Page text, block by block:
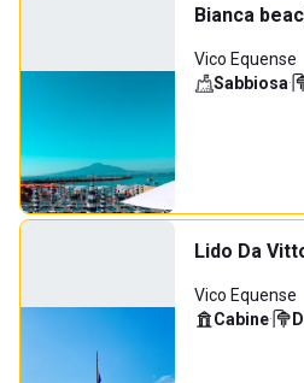
Bianca
Vico Equense
Sabbiosa·
Lido Da
Vico Equense
Cabine·